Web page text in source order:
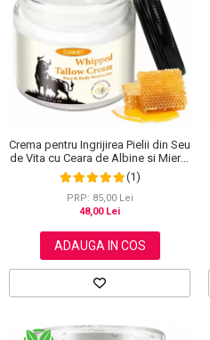
Crema pentru Ingrijirea Pielii din Seu
de Vita cu Ceara de Albine si Miere,
100% Natural, Hidratare Profunda,
NOVA KISS®, 60 g
(1)
PRP: 85,00 Lei
48,00 Lei
ADAUGA IN COS